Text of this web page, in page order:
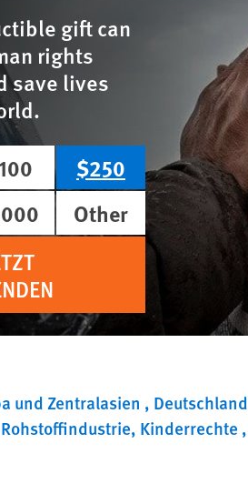
gift can
rights
save lives
$250
Other
und Zentralasien
Deutschland
Rohstoffindustrie Kinderrechte